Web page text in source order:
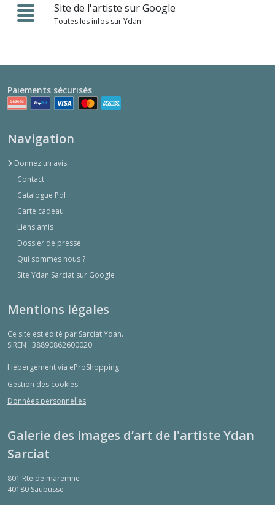
Site de l'artiste sur Google
Toutes les infos sur Ydan
Paiements sécurisés
Navigation
Donnez un avis
Contact
Catalogue Pdf
Carte cadeau
Liens amis
Dossier de presse
Qui sommes nous ?
Site Ydan Sarciat sur Google
Mentions légales
Ce site est édité par Sarciat Ydan.
SIREN : 38890862600020
Hébergement via eProShopping
Gestion des cookies
Données personnelles
Galerie des images d’art de l'artiste Ydan
Sarciat
801 Rte de maremne
40180 Saubusse